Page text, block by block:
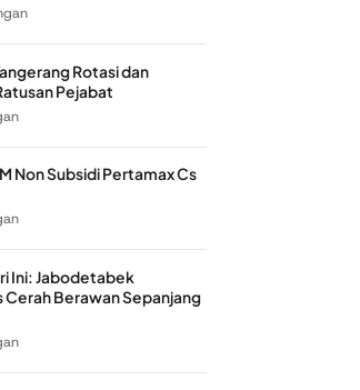
Rotasi dan
Pejabat
Non Subsidi Pertamax Cs
Ini: Jabodetabek
Cerah Berawan Sepanjang